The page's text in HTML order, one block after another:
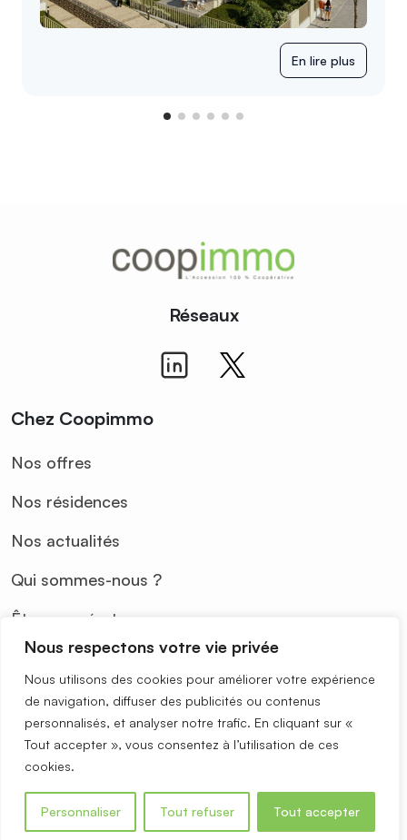
Nous respectons votre vie privée
Nous utilisons des cookies pour améliorer votre expérience
de navigation, diffuser des publicités ou contenus
personnalisés, et analyser notre trafic. En cliquant sur «
Tout accepter », vous consentez à l’utilisation de ces
cookies.
Personnaliser Tout refuser Tout accepter
En lire plus
Chez Coopimmo
Nos offres
Nos résidences
Nos actualités
Qui sommes-nous ?
Être coopérateur
Besoin d'aide ?
Nous contacter
Juridique
Politique de confidentialité
Réseaux